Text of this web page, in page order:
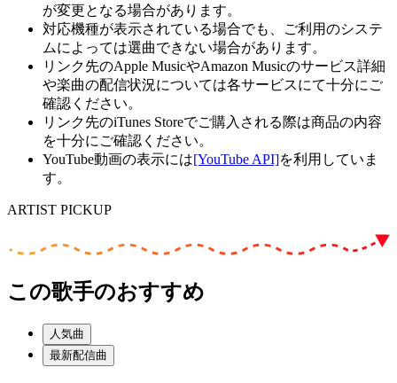
が変更となる場合があります。
対応機種が表示されている場合でも、ご利用のシステ
ムによっては選曲できない場合があります。
リンク先のApple MusicやAmazon Musicのサービス詳細
や楽曲の配信状況については各サービスにて十分にご
確認ください。
リンク先のiTunes Storeでご購入される際は商品の内容
を十分にご確認ください。
YouTube動画の表示には[YouTube API]を利用していま
す。
ARTIST PICKUP
この歌手のおすすめ
人気曲
最新配信曲